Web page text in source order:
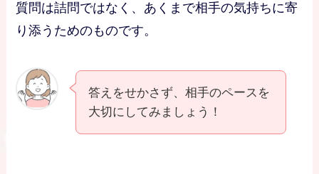
質問は詰問ではなく、あくまで相手の気持ちに寄
り添うためのものです。
答えをせかさず、相手のペースを
大切にしてみましょう！